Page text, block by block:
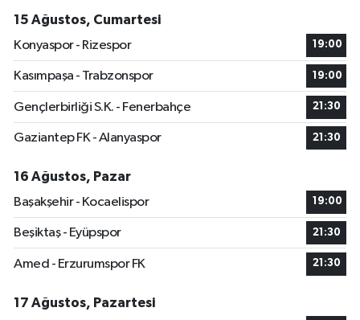
15 Ağustos, Cumartesi
Konyaspor - Rizespor
19:00
Kasımpaşa - Trabzonspor 19:00
Gençlerbirliği S.K. - Fenerbahçe 21:30
Gaziantep FK - Alanyaspor 21:30
16 Ağustos, Pazar
Başakşehir - Kocaelispor
19:00
Beşiktaş - Eyüpspor 21:30
Amed - Erzurumspor FK 21:30
17 Ağustos, Pazartesi